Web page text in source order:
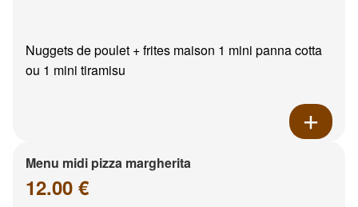
Nuggets de poulet + frites maison 1 mini panna cotta
ou 1 mini tiramisu
Menu midi pizza margherita
12.00 €